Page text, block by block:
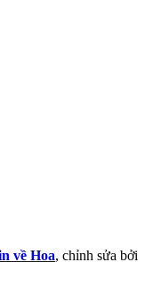
về Hoa, chỉnh sửa bởi